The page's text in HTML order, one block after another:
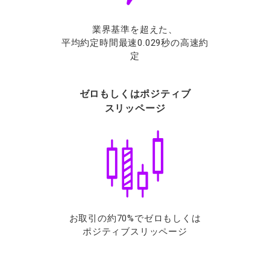
業界基準を超えた、
平均約定時間最速0.029秒の高速約
定
ゼロもしくはポジティブ
スリッページ
お取引の約70%でゼロもしくは
ポジティブスリッページ